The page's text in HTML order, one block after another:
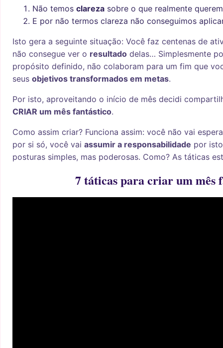
Não temos clareza sobre o que realmente
E por não termos clareza não conseguimos
Isto gera a seguinte situação: Você faz centenas de
não consegue ver o resultado delas… Simplesmente
propósito definido, não colaboram para um fim que
seus objetivos transformados em metas.
Por isto, aproveitando o início de mês decidi
CRIAR um mês fantástico.
Como assim criar? Funciona assim: você não vai
por si só, você vai assumir a responsabilidade por
posturas simples, mas poderosas. Como? As táticas
7 táticas para criar um mês